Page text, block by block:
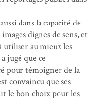
dans la capacité de
dignes de sens, et
utiliser au mieux les
jugé que ce
pour témoigner de la
convaincu que ses
le bon choix pour les